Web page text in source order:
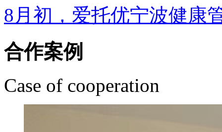
8月初，爱托优宁波健康
合作案例
Case of cooperation